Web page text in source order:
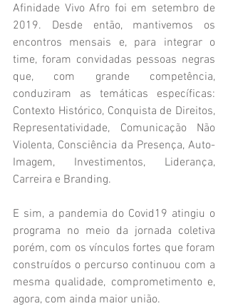
Afinidade Vivo Afro foi em setembro de
2019. Desde então, mantivemos os
encontros mensais e, para integrar o
time, foram convidadas pessoas negras
que, com grande competência,
conduziram as temáticas específicas:
Contexto Histórico, Conquista de Direitos,
Representatividade, Comunicação Não
Violenta, Consciência da Presença, Auto-
Imagem, Investimentos, Liderança,
Carreira e Branding.
E sim, a pandemia do Covid19 atingiu o
programa no meio da jornada coletiva
porém, com os vínculos fortes que foram
construídos o percurso continuou com a
mesma qualidade, comprometimento e,
agora, com ainda maior união.